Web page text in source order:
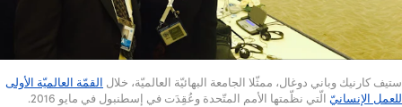
ستيف كارنيك وباني دوغال، ممثّلا الجامعة البهائيّة العالميّة، خلال القمّة العالميّة الأولى
للعمل الإنسانيّ الّتي نظّمتها الأمم المتّحدة وعُقِدَت في إسطنبول في مايو 2016.